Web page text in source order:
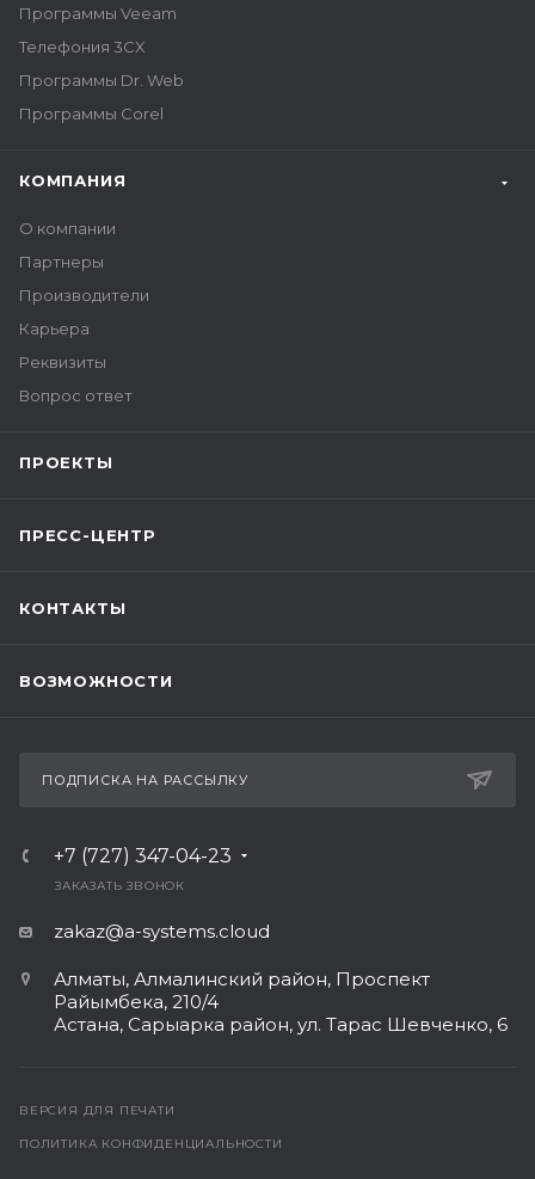
Программы Veeam
Телефония 3CX
Программы Dr. Web
Программы Corel
КОМПАНИЯ
О компании
Партнеры
Производители
Карьера
Реквизиты
Вопрос ответ
ПРОЕКТЫ
ПРЕСС-ЦЕНТР
КОНТАКТЫ
ВОЗМОЖНОСТИ
ПОДПИСКА НА РАССЫЛКУ
+7 (727) 347-04-23
ЗАКАЗАТЬ ЗВОНОК
zakaz@a-systems.cloud
Алматы, ​Алмалинский район, Проспект
Райымбека, 210/4
Астана, Сарыарка район, ул. Тарас Шевченко, 6​
ВЕРСИЯ ДЛЯ ПЕЧАТИ
ПОЛИТИКА КОНФИДЕНЦИАЛЬНОСТИ